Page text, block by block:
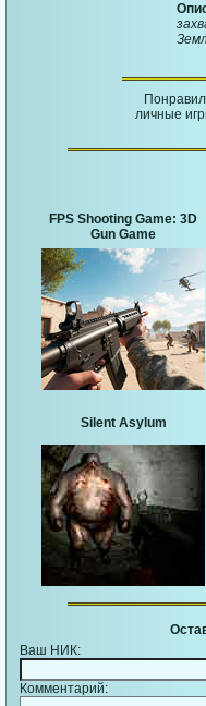
личные
FPS Shooting Game: 3D
Gun Game
Silent Asylum
Ваш НИК:
Комментарий: